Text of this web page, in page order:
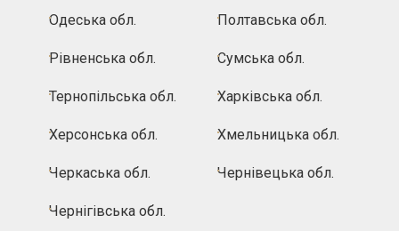
Одеська обл. Полтавська обл.
Рівненська обл. Сумська обл.
Тернопільська обл. Харківська обл.
Херсонська обл. Хмельницька обл.
Черкаська обл. Чернівецька обл.
Чернігівська обл.